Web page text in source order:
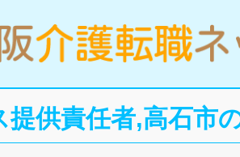
提供責任者,高石市